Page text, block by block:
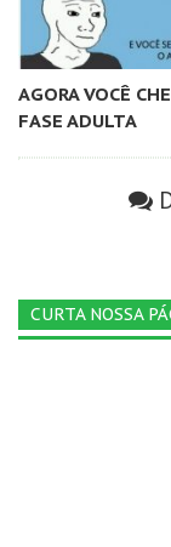
AGORA VOCÊ
FASE ADULTA
CURTA NOSSA